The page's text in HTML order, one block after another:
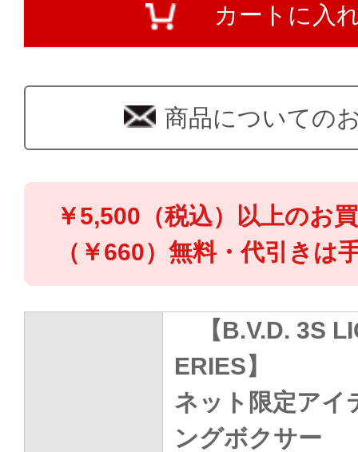
カートに入
商品についての
￥5,500（税込）以上のお
（￥660）無料・代引きは
【B.V.D. 3S
ERIES】
ネット限定アイ
ングボクサー